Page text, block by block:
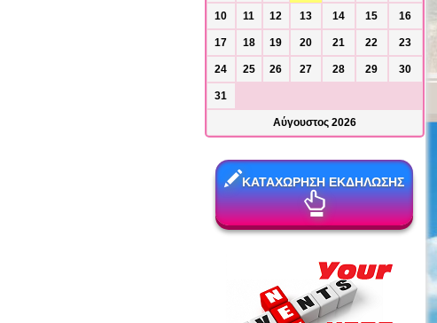
10 11 12 13 14 15 16
17 18 19 20 21 22 23
24 25 26 27 28 29 30
31
Αύγουστος 2026
ΚΑΤΑΧΩΡΗΣΗ ΕΚΔΗΛΩΣΗΣ